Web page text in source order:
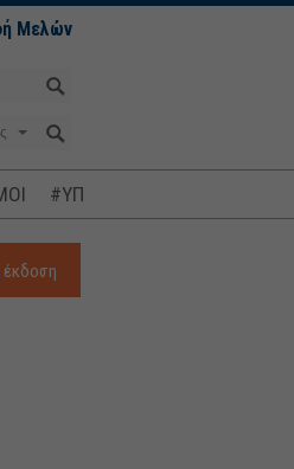
Μελών
#ΥΠΟΚΛΟΠΕΣ
έκδοση